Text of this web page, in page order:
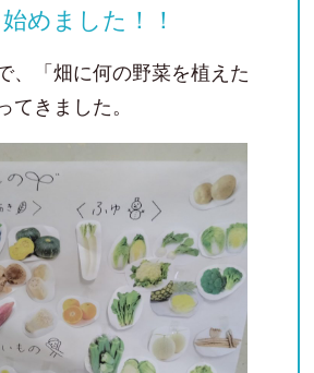
めました！！
、「畑に何の野菜を植えた
てきました。